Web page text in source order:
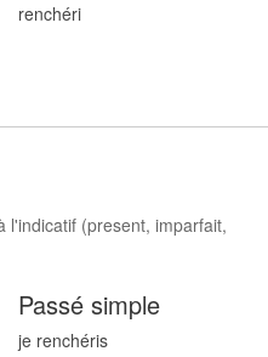
renchéri
l'indicatif (present, imparfait,
Passé simple
je renchéris